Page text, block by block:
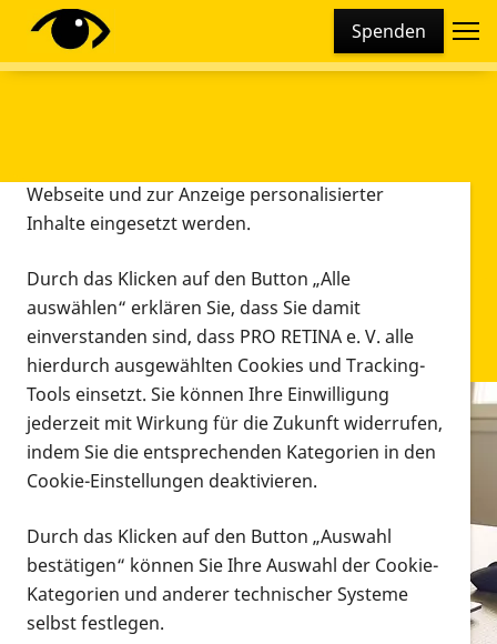
Spenden
Infomaterial
Infomaterial
Vorlesen
Alle Infomaterialien in verschiedenen
Formaten an einem Ort
Diese Webseite setzt verschiedene Cookies und
Tracking-Tools ein. Dies beinhaltet Cookies und
Webseite und zur Anzeige personalisierter
Inhalte eingesetzt werden.
Durch das Klicken auf den Button „Alle
auswählen“ erklären Sie, dass Sie damit
einverstanden sind, dass PRO RETINA e. V. alle
hierdurch ausgewählten Cookies und Tracking-
Tools einsetzt. Sie können Ihre Einwilligung
jederzeit mit Wirkung für die Zukunft widerrufen,
indem Sie die entsprechenden Kategorien in den
Cookie-Einstellungen deaktivieren.
Durch das Klicken auf den Button „Auswahl
bestätigen“ können Sie Ihre Auswahl der Cookie-
Kategorien und anderer technischer Systeme
selbst festlegen.